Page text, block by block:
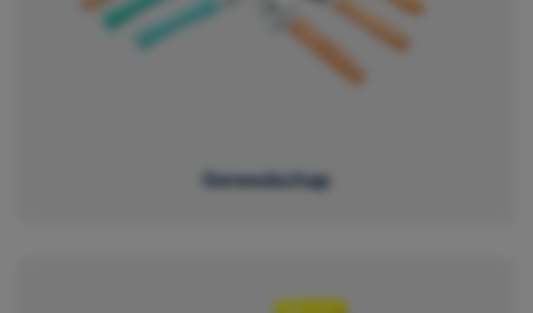
Gereedschap